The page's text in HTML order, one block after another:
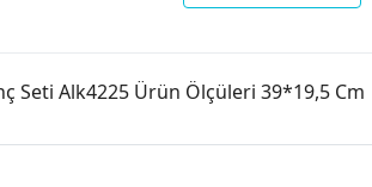
Seti Alk4225 Ürün Ölçüleri 39*19,5 Cm